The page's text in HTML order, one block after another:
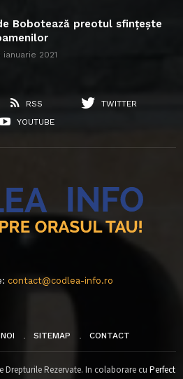
Bobotează preotul sfințește
ianuarie 2021
RSS
TWITTER
YOUTUBE
contact@codlea-info.ro
SITEMAP CONTACT
Drepturile Rezervate. In colaborare cu Perfect